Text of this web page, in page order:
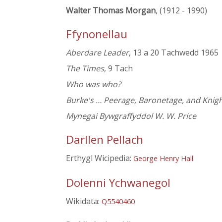
Walter Thomas Morgan, (1912 - 1990)
Ffynonellau
Aberdare Leader, 13 a 20 Tachwedd 1965
The Times, 9 Tach
Who was who?
Burke's … Peerage, Baronetage, and
Mynegai Bywgraffyddol W. W. Price
Darllen Pellach
Erthygl Wicipedia: George Henry Hall
Dolenni Ychwanegol
Wikidata: Q5540460